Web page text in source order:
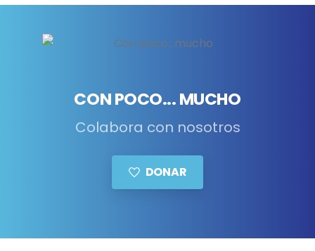
CON POCO... MUCHO
Colabora con nosotros
DONAR